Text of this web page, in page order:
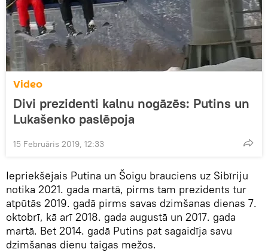
Video
Divi prezidenti kalnu nogāzēs: Putins un
Lukašenko paslēpoja
15 Februāris 2019, 12:33
Iepriekšējais Putina un Šoigu brauciens uz Sibīriju
notika 2021. gada martā, pirms tam prezidents tur
atpūtās 2019. gadā pirms savas dzimšanas dienas 7.
oktobrī, kā arī 2018. gada augustā un 2017. gada
martā. Bet 2014. gadā Putins pat sagaidīja savu
dzimšanas dienu taigas mežos.